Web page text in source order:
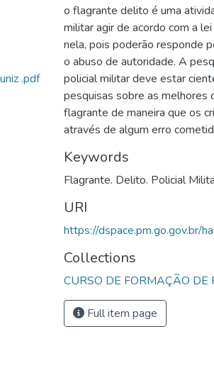
.pdf
o flagrante delito é uma
militar agir de acordo com a
nela, pois poderão responde
o abuso de autoridade. A
policial militar deve estar
pesquisas sobre as melhores
flagrante de maneira que os
através de algum erro
Keywords
Flagrante. Delito. Policial
URI
https://
Collections
CURSO DE FORMAÇÃO
Full item page